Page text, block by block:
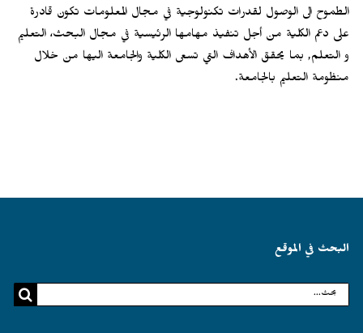
الطموح الى الوصول لقدرات تكنولوجية في مجال المعلومات تكون قادرة
على دعم الكلية من أجل تنفيذ مهامها الرئيسية في مجال البحث، التعليم
و التعلم, بما يحقق الأهداف التي تسعى الكلية والجامعة اليها من خلال
منظومة التعليم بالجامعة.
البحث في الموقع
البحث